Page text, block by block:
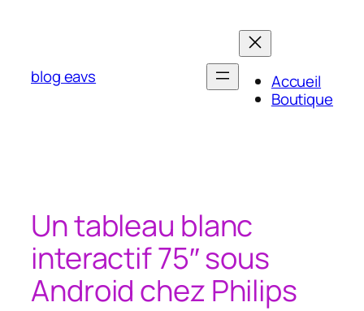
blog eavs
Accueil
Boutique
Un tableau blanc
interactif 75″ sous
Android chez Philips